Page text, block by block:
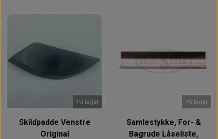
På lager
Skildpadde Venstre
Original
På lager
Samlestykke, For- &
Bagrude Låseliste,